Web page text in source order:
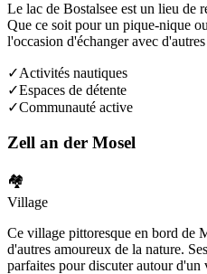
Le lac de Bostalsee est un lieu de
Que ce soit pour un pique-nique
l'occasion d'échanger avec
✓Activités nautiques
✓Espaces de détente
✓Communauté active
Zell an der Mosel
🏘️
Village
Ce village pittoresque en bord de
d'autres amoureux de la nature.
parfaites pour discuter autour d'un